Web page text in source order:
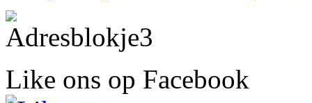
Like ons op Facebook